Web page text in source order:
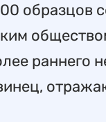
образцов
раннего